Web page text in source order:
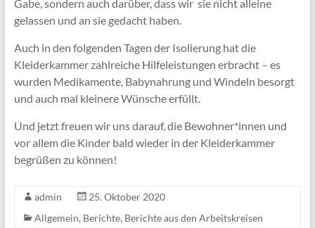
Gabe, sondern auch darüber, dass wir sie nicht alleine
gelassen und an sie gedacht haben.
Auch in den folgenden Tagen der Isolierung hat die
Kleiderkammer zahlreiche Hilfeleistungen erbracht – es
wurden Medikamente, Babynahrung und Windeln besorgt
und auch mal kleinere Wünsche erfüllt.
Und jetzt freuen wir uns darauf, die Bewohner*innen und
vor allem die Kinder bald wieder in der Kleiderkammer
begrüßen zu können!
admin
25. Oktober 2020
Allgemein, Berichte, Berichte aus den Arbeitskreisen